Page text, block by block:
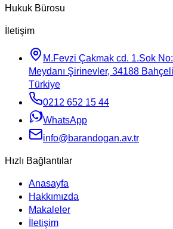
Hukuk Bürosu
İletişim
M.Fevzi Çakmak cd. 1.Sok
Meydanı Şirinevler, 34188
Türkiye
0212 652 15 44
WhatsApp
info@barandogan.av.tr
Hızlı Bağlantılar
Anasayfa
Hakkımızda
Makaleler
İletişim